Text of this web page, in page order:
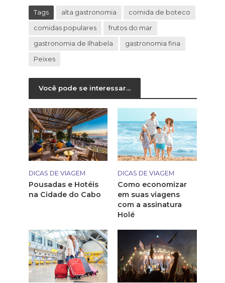
Tags alta gastronomia comida de boteco
comidas populares frutos do mar
gastronomia de Ilhabela gastronomia fina
Peixes
Você pode se interessar...
DICAS DE VIAGEM
Pousadas e Hotéis
na Cidade do Cabo
DICAS DE VIAGEM
Como economizar
em suas viagens
com a assinatura
Holé